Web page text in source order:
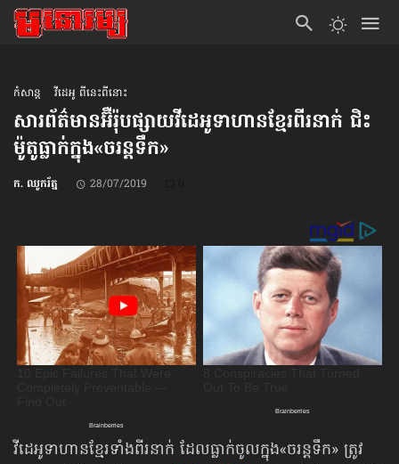
កំសាន្ដ វីដេអូ ពីនេះពីនោះ
សារព័ត៌មាន​អ៊ឺរ៉ុប​ផ្សាយ​វីដេអូ​ទាហានខ្មែរ​ពីរនាក់ ជិះ
ម៉ូតូ​ធ្លាក់ក្នុង​«ចរន្ដទឹក»
ក. ឈូករ័ត្ន 28/07/2019
វីដេអូទាហានខ្មែរទាំងពីរនាក់ ដែលធ្លាក់ចូលក្នុង«ចរន្ដទឹក» ត្រូវ